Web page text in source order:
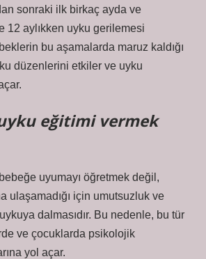
sonraki ilk birkaç ayda ve
12 aylıkken uyku gerilemesi
bu aşamalarda maruz kaldığı
düzenlerini etkiler ve uyku
eğitimi vermek
uyumayı öğretmek değil,
ulaşamadığı için umutsuzluk ve
dalmasıdır. Bu nedenle, bu tür
ve çocuklarda psikolojik
yol açar.